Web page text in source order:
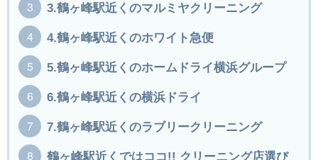
3.鶴ヶ峰駅近くのマルミヤクリーニング
4.鶴ヶ峰駅近くのホワイト急便
5.鶴ヶ峰駅近くのホームドライ横浜グループ
6.鶴ヶ峰駅近くの横浜ドライ
7.鶴ヶ峰駅近くのラブリークリーニング
鶴ヶ峰駅近くではココ!! クリーニング店選び